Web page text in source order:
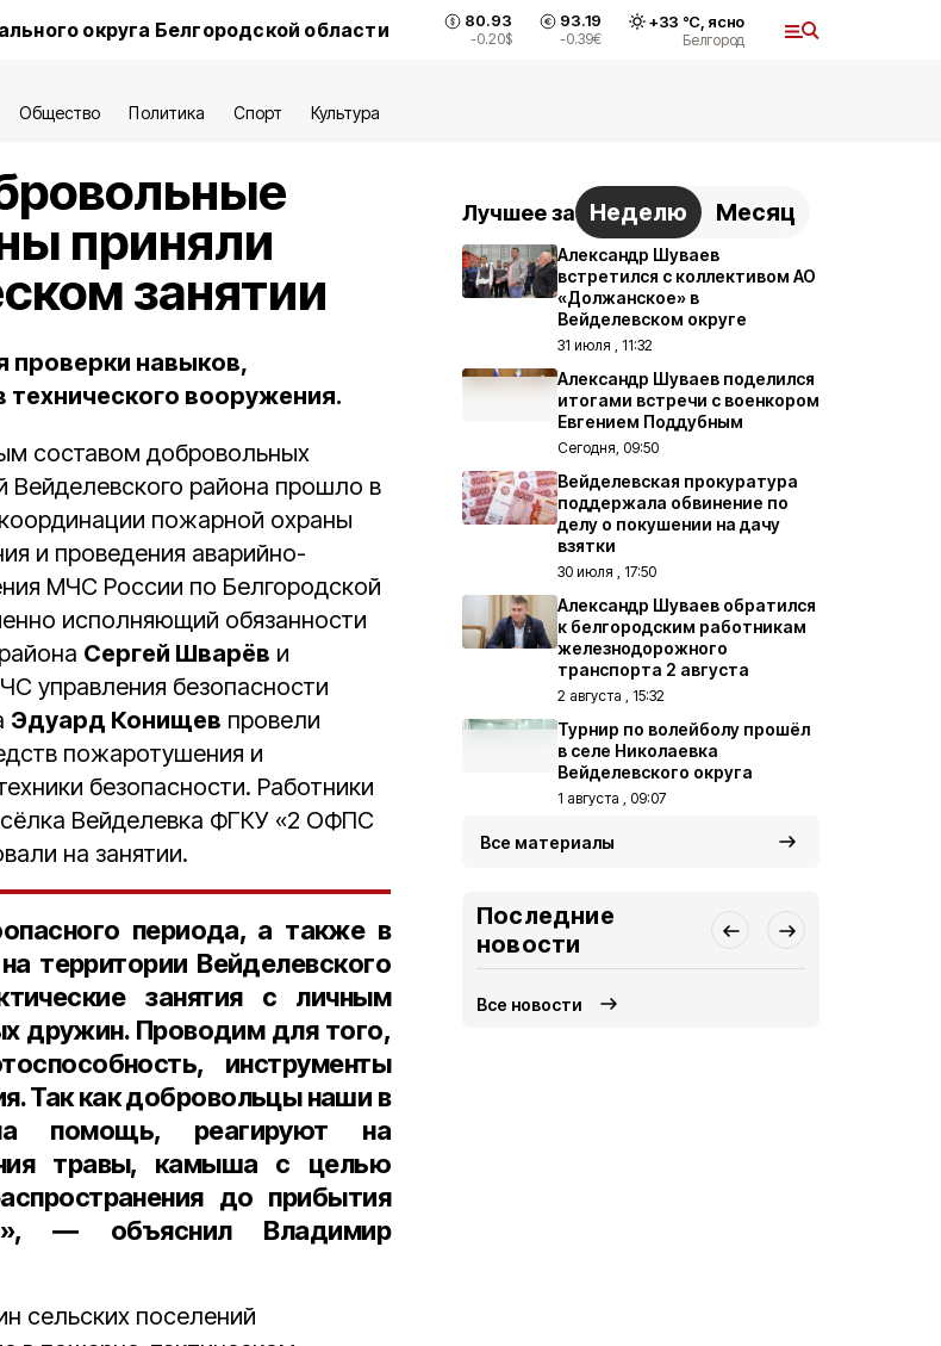
округа Белгородской области 80.93
-0.20$
93.19
-0.39€
+33 °С, ясно
Белгород
Общество Политика Спорт Культура
приняли
занятии
проверки навыков,
вооружения.
составом добровольных
района прошло в
пожарной охраны
и проведения аварийно-
МЧС России по Белгородской
исполняющий обязанности
Сергей Шварёв и
управления безопасности
Эдуард Конищев провели
пожаротушения и
безопасности. Работники
Вейделевка ФГКУ «2 ОФПС
на занятии.
периода, а также в
территории Вейделевского
занятия с личным
дружин. Проводим для того,
инструменты
Так как добровольцы наши в
помощь, реагируют на
травы, камыша с целью
до прибытия
― объяснил Владимир
сельских поселений
Лучшее за Неделю Месяц
Александр Шуваев
встретился с коллективом АО
«Должанское» в
Вейделевском округе
31 июля , 11:32
Александр Шуваев поделился
итогами встречи с военкором
Евгением Поддубным
Сегодня, 09:50
Вейделевская прокуратура
поддержала обвинение по
делу о покушении на дачу
взятки
30 июля , 17:50
Александр Шуваев обратился
к белгородским работникам
железнодорожного
транспорта 2 августа
2 августа , 15:32
Турнир по волейболу прошёл
в селе Николаевка
Вейделевского округа
1 августа , 09:07
Все материалы
Последние
новости
Все новости